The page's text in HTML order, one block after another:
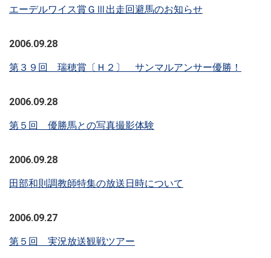
エーデルワイス賞ＧⅢ出走回避馬のお知らせ
2006.09.28
第３９回 瑞穂賞〔Ｈ２〕 サンマルアンサー優勝！
2006.09.28
第５回 優勝馬との写真撮影体験
2006.09.28
田部和則調教師特集の放送日時について
2006.09.27
第５回 実況放送観戦ツアー